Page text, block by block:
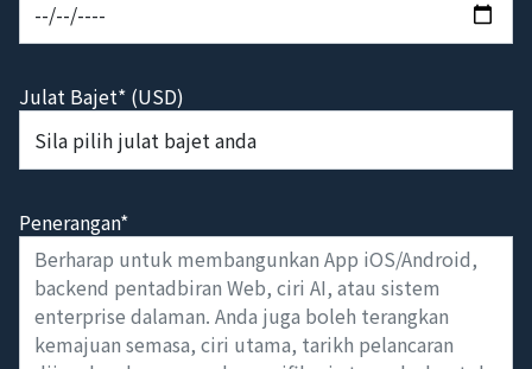
Julat Bajet* (USD)
Penerangan*